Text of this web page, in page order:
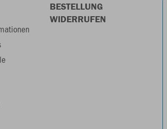
BESTELLUNG
WIDERRUFEN